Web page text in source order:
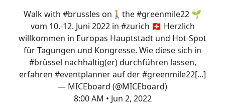
Walk with #brussles on🚶🏼the#greenmile22 🌱
vom 10.-12. Juni 2022 in #zurich 🇨🇭 Herzlich
willkommen in Europas Hauptstadt und Hot-Spot
für Tagungen und Kongresse. Wie diese sich in
#brüssel nachhaltig(er) durchführen lassen,
erfahren #eventplannerauf der#greenmile22[...]
— MICEboard (@MICEboard)
8:00 AM • Jun 2, 2022